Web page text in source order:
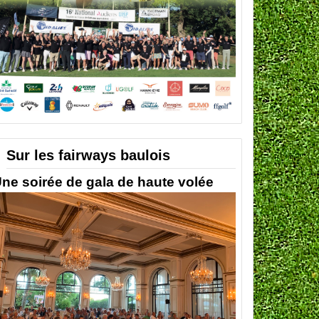
Sur les fairways baulois
soirée de gala de haute volée